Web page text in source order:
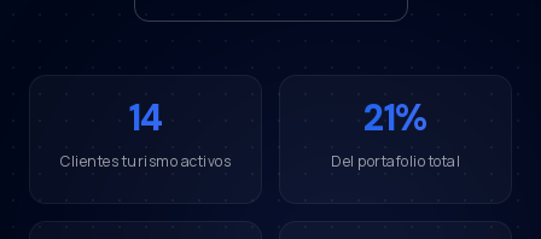
14
Clientes turismo activos
21%
Del portafolio total